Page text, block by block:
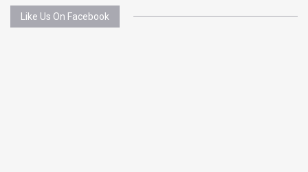
Like Us On Facebook